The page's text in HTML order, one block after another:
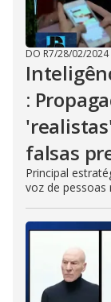
DO R7/28/02/2024
:
falsas
Principal
voz de pessoas